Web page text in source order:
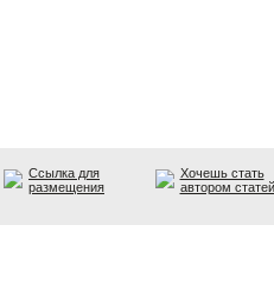
Ссылка для
размещения
Хочешь стать
автором